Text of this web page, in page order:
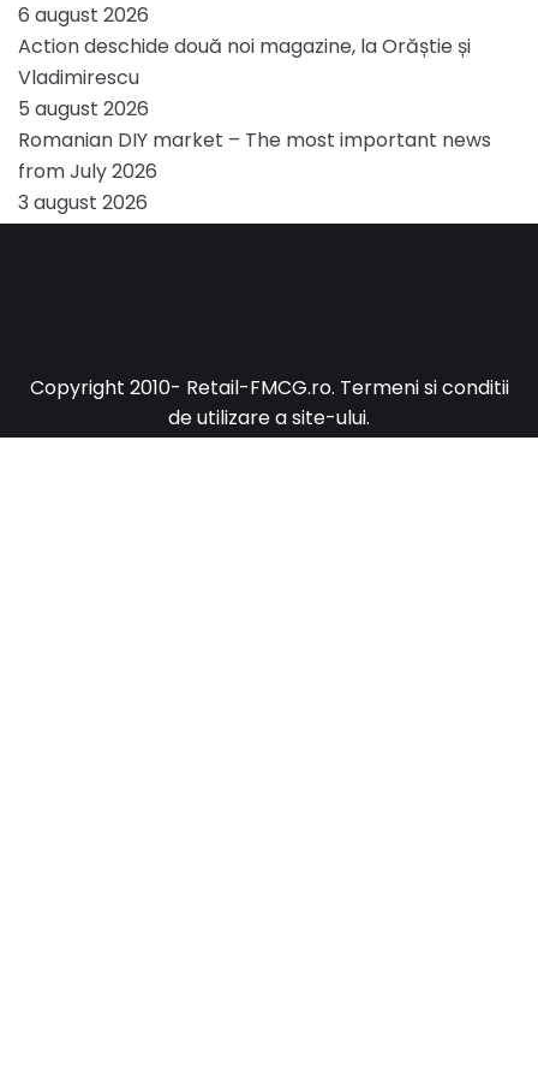
6 august 2026
Action deschide două noi magazine, la Orăștie și
Vladimirescu
5 august 2026
Romanian DIY market – The most important news
from July 2026
3 august 2026
Copyright 2010- Retail-FMCG.ro. Termeni si conditii
de utilizare a site-ului.